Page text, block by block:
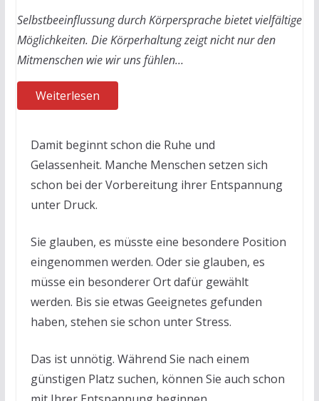
Selbstbeeinflussung durch Körpersprache bietet vielfältige
Möglichkeiten. Die Körperhaltung zeigt nicht nur den
Mitmenschen wie wir uns fühlen…
Weiterlesen
Damit beginnt schon die Ruhe und
Gelassenheit. Manche Menschen setzen sich
schon bei der Vorbereitung ihrer Entspannung
unter Druck.
Sie glauben, es müsste eine besondere Position
eingenommen werden. Oder sie glauben, es
müsse ein besonderer Ort dafür gewählt
werden. Bis sie etwas Geeignetes gefunden
haben, stehen sie schon unter Stress.
Das ist unnötig. Während Sie nach einem
günstigen Platz suchen, können Sie auch schon